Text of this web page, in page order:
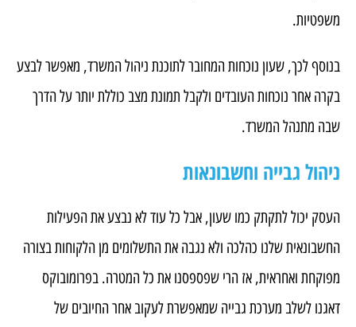
משפטיות.
בנוסף לכך, שעון נוכחות המחובר לתוכנת ניהול המשרד, מאפשר לבצע
בקרה אחר נוכחות העובדים ולקבל תמונת מצב כוללת יותר על הדרך
שבה מתנהל המשרד.
ניהול גבייה וחשבונאות
העסק יכול לתקתק כמו שעון, אבל כל עוד לא נבצע את הפעילות
החשבונאית שלנו כהלכה ולא נגבה את התשלומים מן הלקוחות בצורה
מפוקחת ואחראית, אז הרי שפספסנו את כל המטרה. בפרומובוקס
דאגנו לשלב מערכת גבייה שמאפשרת לעקוב אחר החיובים של